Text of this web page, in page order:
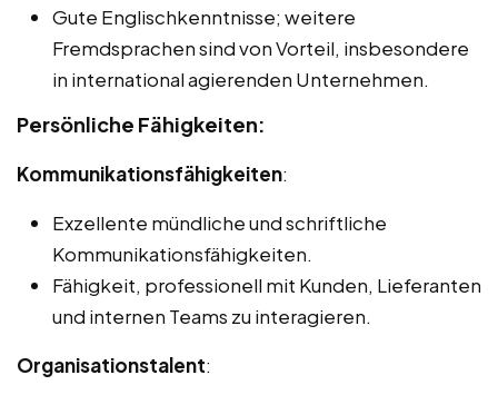
Gute Englischkenntnisse; weitere
Fremdsprachen sind von Vorteil, insbesondere
in international agierenden Unternehmen.
Persönliche Fähigkeiten:
Kommunikationsfähigkeiten:
Exzellente mündliche und schriftliche
Kommunikationsfähigkeiten.
Fähigkeit, professionell mit Kunden, Lieferanten
und internen Teams zu interagieren.
Organisationstalent: